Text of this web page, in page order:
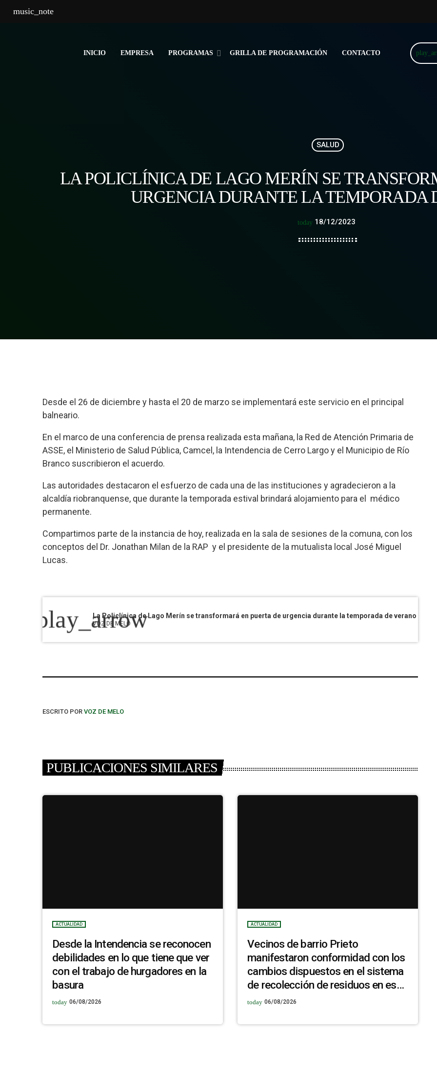
music_note
INICIO EMPRESA PROGRAMAS GRILLA DE PROGRAMACIÓN CONTACTO
SALUD
LA POLICLÍNICA DE LAGO MERÍN SE
URGENCIA DURANTE LA TEMPORADA
today 18/12/2023
Desde el 26 de diciembre y hasta el 20 de marzo se implementará este servicio en el principal
balneario.
En el marco de una conferencia de prensa realizada esta mañana, la Red de Atención Primaria de
ASSE, el Ministerio de Salud Pública, Camcel, la Intendencia de Cerro Largo y el Municipio de Río
Branco suscribieron el acuerdo.
Las autoridades destacaron el esfuerzo de cada una de las instituciones y agradecieron a la
alcaldía riobranquense, que durante la temporada estival brindará alojamiento para el médico
permanente.
Compartimos parte de la instancia de hoy, realizada en la sala de sesiones de la comuna, con los
conceptos del Dr. Jonathan Milan de la RAP y el presidente de la mutualista local José Miguel
Lucas.
play_arrow
La Policlínica de Lago Merín se transformará en puerta de urgencia durante la temporada de verano
VOZ DE MELO
ESCRITO POR VOZ DE MELO
PUBLICACIONES SIMILARES
ACTUALIDAD
Desde la Intendencia se reconocen
debilidades en lo que tiene que ver
con el trabajo de hurgadores en la
basura
today 06/08/2026
ACTUALIDAD
Vecinos de barrio Prieto
manifestaron conformidad con los
cambios dispuestos en el sistema
de recolección de residuos en esa
zona
today 06/08/2026